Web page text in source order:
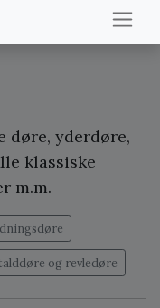
døre, yderdøre,
klassiske
m.m.
og revledøre